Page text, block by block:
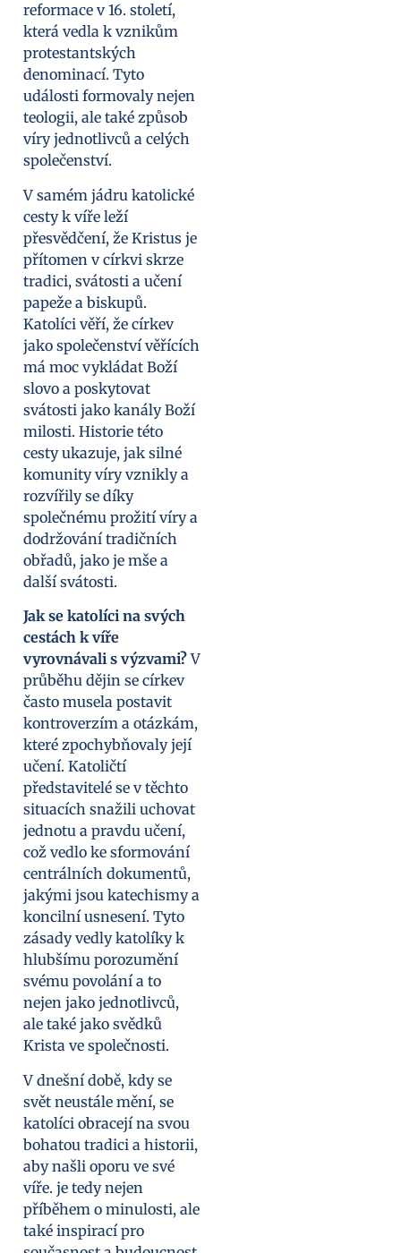
reformace v 16. století,
která vedla k vznikům
protestantských
denominací. Tyto
události formovaly nejen
teologii, ale také způsob
víry jednotlivců a celých
společenství.
V samém jádru katolické
cesty k víře leží
přesvědčení, že Kristus je
přítomen v církvi skrze
tradici, svátosti a učení
papeže a biskupů.
Katolíci věří, že církev
jako společenství věřících
má moc vykládat Boží
slovo a poskytovat
svátosti jako kanály Boží
milosti. Historie této
cesty ukazuje, jak silné
komunity víry vznikly a
rozvířily se díky
společnému prožití víry a
dodržování tradičních
obřadů, jako je mše a
další svátosti.
Jak se katolíci na svých
cestách k víře
vyrovnávali s výzvami?V
průběhu dějin se církev
často musela postavit
kontroverzím a otázkám,
které zpochybňovaly její
učení. Katoličtí
představitelé se v těchto
situacích snažili uchovat
jednotu a pravdu učení,
což vedlo ke sformování
centrálních dokumentů,
jakými jsou katechismy a
koncilní usnesení. Tyto
zásady vedly katolíky k
hlubšímu porozumění
svému povolání a to
nejen jako jednotlivců,
ale také jako svědků
Krista ve společnosti.
V dnešní době, kdy se
svět neustále mění, se
katolíci obracejí na svou
bohatou tradici a historii,
aby našli oporu ve své
víře. je tedy nejen
příběhem o minulosti, ale
také inspirací pro